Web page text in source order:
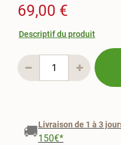
69,00 €
Descriptif du produit
🚚Livraison de 1 à 3
150€*